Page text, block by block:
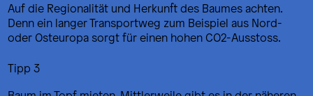
Auf die Regionalität und Herkunft des Baumes achten.
Denn ein langer Transportweg zum Beispiel aus Nord-
oder Osteuropa sorgt für einen hohen CO2-Ausstoss.
Tipp 3